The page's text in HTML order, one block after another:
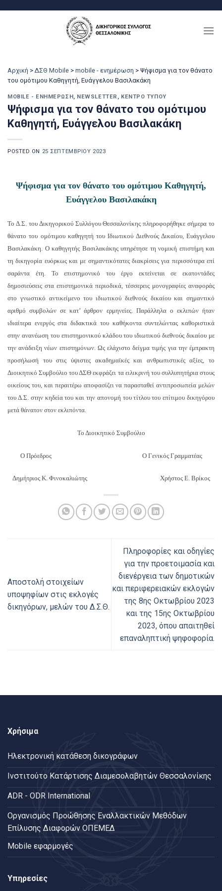
Αρχική > ΔΣΘ Mobile > mobile - ενημέρωση > Ψήφισμα για τον θάνατο
του ομότιμου Καθηγητή, Ευάγγελου Βασιλακάκη
MOBILE - ΕΝΗΜΈΡΩΣΗ, NEWSLETTER , ΚΈΝΤΡΟ ΤΎΠΟΥ
Ψήφισμα για τον θάνατο του ομότιμου
Καθηγητή, Ευάγγελου Βασιλακάκη
POSTED ON 25 ΣΕΠΤΕΜΒΡΊΟΥ 2023
Ψήφισμα για τον θάνατο του ομότιμου Καθηγητή,
Ευάγγελου Βασιλακάκη
Το Δ.Σ. του Δικηγορικού Συλλόγου Θεσσαλονίκης πληροφορήθηκε σήμερα το
θάνατο του ομότιμου καθηγητή του Ιδιωτικού Διεθνούς Δικαίου, Ευάγγελου
Βασιλακάκη. Ο καθηγητής Βασιλακάκης υπηρέτησε τη νομική επιστήμη και
τη δικηγορία ευόρκως και με σημαντικότατες διακρίσεις για περισσότερα επί
σαράντα έτη. Το επιστημονικό του έργο εκτείνεται σε εκατοντάδες
δημοσιεύσεις στα επιστημονικά περιοδικά, τέσσερεις μονογραφίες αναφοράς
στο γνωστικό αντικείμενο του ιδιωτικού διεθνούς δικαίου και σημαντικό
αριθμό συμβολών σε κατ’ άρθρον ερμηνείες. Παράλληλα ο εκλιπών ήταν
ιδιαίτερα ενεργός στα διδακτικά του καθήκοντα συντελώντας καθοριστικά
στην ανανέωση του επιστημονικού κλάδου του ιδιωτικού διεθνούς δικαίου με
την ανάδειξη νέων επιστημόνων. Ως ελάχιστο δείγμα τιμής για την έμπρακτη
προσήλωσή του στις ύψιστες ακαδημαϊκές και ανθρωπιστικές αξίες, το
Διοικητικό Συμβούλιο του ΔΣΘ εκφράζει τα ειλικρινή του συλλυπητήρια στους
οικείους του, και περαιτέρω αποφασίζει να παρασταθεί αντιπροσωπεία μελών
του Δ.Σ. στην κηδεία του και την απονομή του τίτλου του επίτιμου δικηγόρου
μετά θάνατον στον εκλιπόντα.
Το Διοικητικό Συμβούλιο
Ο Πρόεδρος Ο Γενικός Γραμματέας
Δημήτριος Κ. Φινοκαλιώτης Χρήστος Ε. Βρίκος
Αποστολή στοιχείων
υποψηφίων στις εκλογές
δικηγόρων, μελών του Δ.Σ.Θ.
Πληροφορίες και οδηγίες
για την προετοιμασία και
διενέργεια των δημοτικών
και περιφερειακών εκλογών
της 8ης Οκτωβρίου 2023
και της 15ης Οκτωβρίου
2023, όπου απαιτηθεί
επαναληπτική ψηφοφορία.
Χρήσιμα
Ηλεκτρονική κατάθεση δικογράφων
Ινστιτούτο Κατάρτισης Διαμεσολαβητών Θεσσαλονίκης
ADR - ODR International
Oργανισμός Προώθησης Εναλλακτικών Μεθόδων
Επίλυσης Διαφορών ΟΠΕΜΕΔ
Mobile εφαρμογές
Υπηρεσίες